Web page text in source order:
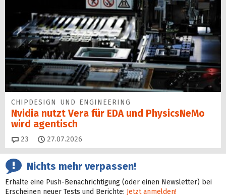
CHIPDESIGN UND ENGINEERING
Nvidia nutzt Vera für EDA und PhysicsNeMo
wird agentisch
23 Kommentare
27.07.2026
Nichts mehr verpassen!
Erhalte eine Push-Benachrichtigung (oder einen Newsletter) bei
Erscheinen neuer Tests und Berichte: Jetzt anmelden!